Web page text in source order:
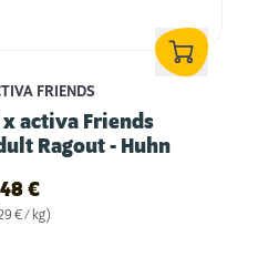
FRIENDS
x activa Friends
Ragout - Huhn
€
€ / kg)